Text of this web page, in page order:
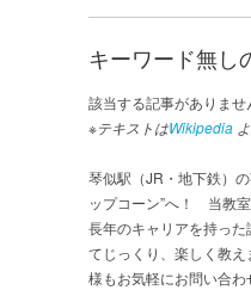
キーワード無し
該当する記事がありませ
※テキストはWikipedia
琴似駅（JR・地下鉄）
ップコーン”へ！ 当教
長年のキャリアを持っ
てじっくり、楽しく教
様もお気軽にお問い合わ